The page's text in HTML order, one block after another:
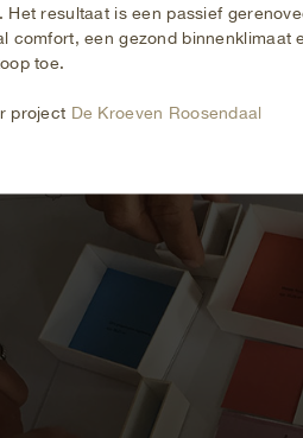
Het resultaat is een passief
comfort, een gezond binnenklimaat
toe.
project De Kroeven Roosendaal